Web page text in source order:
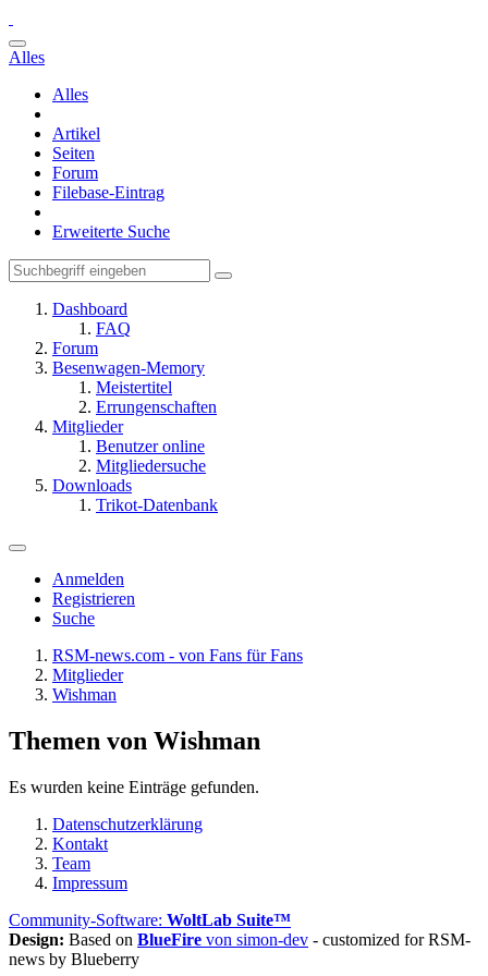
Alles
Alles
Artikel
Seiten
Forum
Filebase-Eintrag
Erweiterte Suche
Dashboard
FAQ
Forum
Besenwagen-Memory
Meistertitel
Errungenschaften
Mitglieder
Benutzer online
Mitgliedersuche
Downloads
Trikot-Datenbank
Anmelden
Registrieren
Suche
RSM-news.com - von Fans für Fans
Mitglieder
Wishman
Themen von Wishman
Es wurden keine Einträge gefunden.
Datenschutzerklärung
Kontakt
Team
Impressum
Community-Software: WoltLab Suite™
Design: Based on BlueFire von simon-dev - customized for RSM-
news by Blueberry